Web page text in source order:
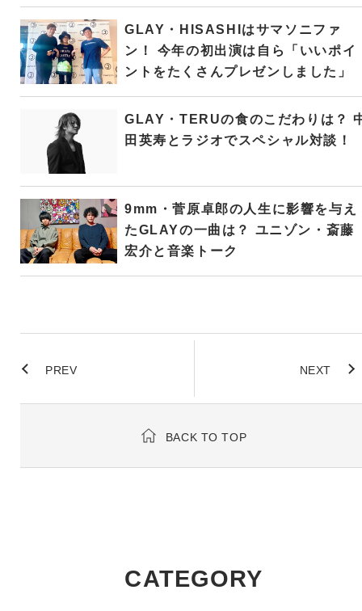
GLAY・HISASHIはサマソニファ
ン！ 今年の初出演は自ら「いいポイ
ントをたくさんプレゼンしました」
GLAY・TERUの食のこだわりは？
田英寿とラジオでスペシャル対談！
9mm・菅原卓郎の人生に影響を与え
たGLAYの一曲は？ ユニゾン・斎藤
宏介と音楽トーク
PREV NEXT
BACK TO TOP
CATEGORY